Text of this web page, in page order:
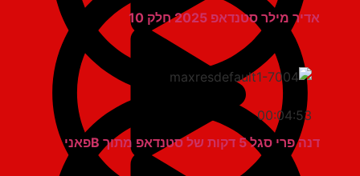
אדיר מילר סטנדאפ 2025 חלק 10
00:04:53
דנה פרי סגל 5 דקות של סטנדאפ מתוך Bפאני